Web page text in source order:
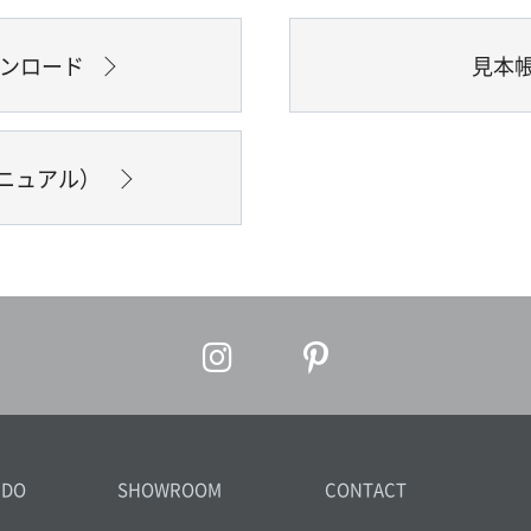
ロード 見本
アル）
SHOWROOM CONTACT